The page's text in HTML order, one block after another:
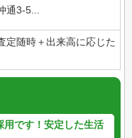
通3-5...
随時＋出来高に応じた
用です！安定した生活